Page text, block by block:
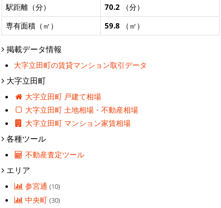
駅距離（分）
70.2 （分）
専有面積（㎡）
59.8 （㎡）
掲載データ情報
大字立田町の賃貸マンション取引データ
大字立田町
大字立田町 戸建て相場
大字立田町 土地相場・不動産相場
大字立田町 マンション家賃相場
各種ツール
不動産査定ツール
エリア
参宮通(10)
中央町(30)